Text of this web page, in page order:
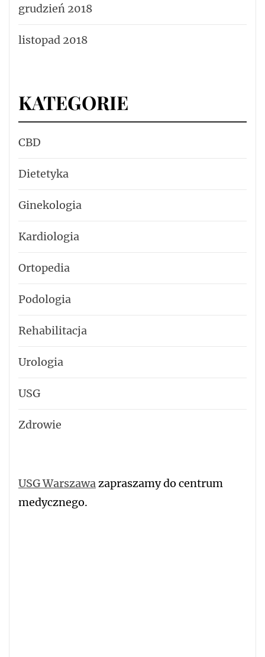
grudzień 2018
listopad 2018
KATEGORIE
CBD
Dietetyka
Ginekologia
Kardiologia
Ortopedia
Podologia
Rehabilitacja
Urologia
USG
Zdrowie
USG Warszawazapraszamy do centrum
medycznego.